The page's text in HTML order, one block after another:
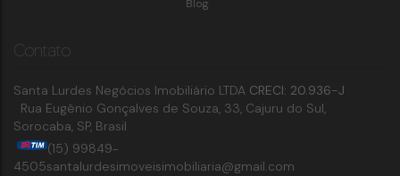
Blog
Contato
Santa Lurdes Negócios Imobiliário LTDA CRECI: 20.936-J
Rua Eugênio Gonçalves de Souza, 33, Cajuru do Sul,
Sorocaba, SP, Brasil
(15) 99849-
4505santalurdesimoveisimobiliaria@gmail.com